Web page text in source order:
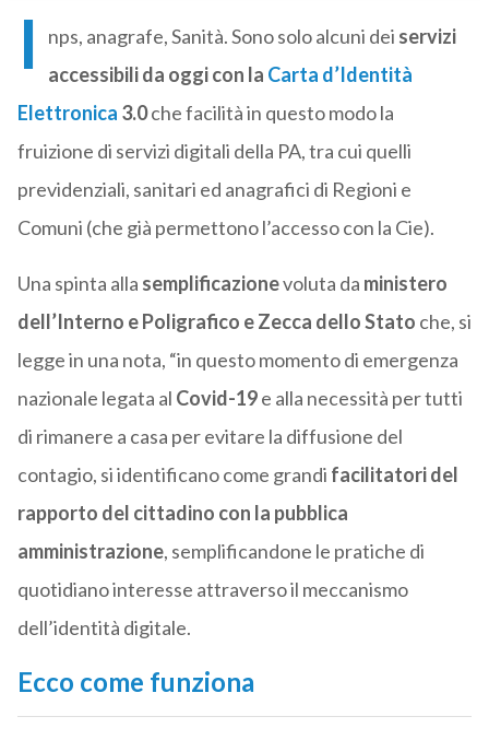
I nps, anagrafe, Sanità. Sono solo alcuni dei servizi
accessibili da oggi con la Carta d’Identità
Elettronica 3.0che facilità in questo modo la
fruizione di servizi digitali della PA, tra cui quelli
previdenziali, sanitari ed anagrafici di Regioni e
Comuni (che già permettono l’accesso con la Cie).
Una spinta alla semplificazionevoluta da ministero
dell’Interno e Poligrafico e Zecca dello Stato che, si
legge in una nota, “in questo momento di emergenza
nazionale legata al Covid-19e alla necessità per tutti
di rimanere a casa per evitare la diffusione del
contagio, si identificano come grandi facilitatori del
rapporto del cittadino con la pubblica
amministrazione, semplificandone le pratiche di
quotidiano interesse attraverso il meccanismo
dell’identità digitale.
Ecco come funziona